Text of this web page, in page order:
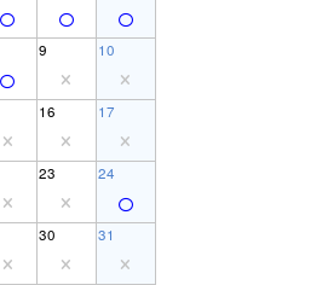
9 10
16 17
23 24
30 31